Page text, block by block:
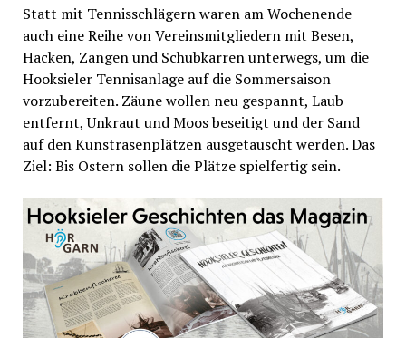
Statt mit Tennisschlägern waren am Wochenende
auch eine Reihe von Vereinsmitgliedern mit Besen,
Hacken, Zangen und Schubkarren unterwegs, um die
Hooksieler Tennisanlage auf die Sommersaison
vorzubereiten. Zäune wollen neu gespannt, Laub
entfernt, Unkraut und Moos beseitigt und der Sand
auf den Kunstrasenplätzen ausgetauscht werden. Das
Ziel: Bis Ostern sollen die Plätze spielfertig sein.